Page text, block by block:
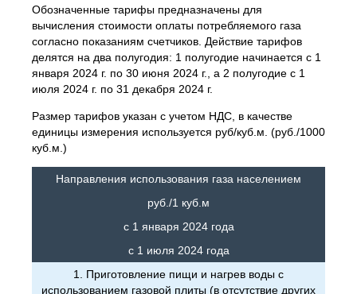
Обозначенные тарифы предназначены для
вычисления стоимости оплаты потребляемого газа
согласно показаниям счетчиков. Действие тарифов
делятся на два полугодия: 1 полугодие начинается с 1
января 2024 г. по 30 июня 2024 г., а 2 полугодие с 1
июля 2024 г. по 31 декабря 2024 г.
Размер тарифов указан с учетом НДС, в качестве
единицы измерения используется руб/куб.м. (руб./1000
куб.м.)
Направления использования газа населением
руб./1 куб.м
с 1 января 2024 года
с 1 июля 2024 года
1. Приготовление пищи и нагрев воды с
использованием газовой плиты (в отсутствие других